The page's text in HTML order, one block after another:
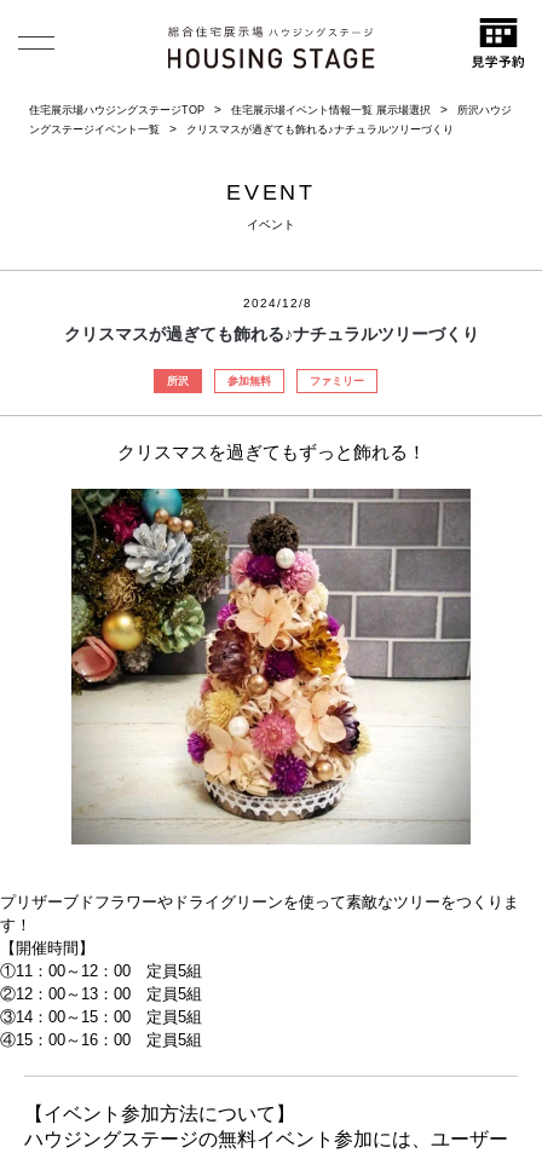
住宅展示場ハウジングステージTOP 住宅展示場イベント情報一覧 展示場選択
所沢ハウジ
ングステージイベント一覧
クリスマスが過ぎても飾れる♪ナチュラルツリーづくり
EVENT
イベント
2024/12/8
クリスマスが過ぎても飾れる♪ナチュラルツリーづくり
所沢 参加無料 ファミリー
クリスマスを過ぎてもずっと飾れる！
プリザーブドフラワーやドライグリーンを使って素敵なツリーをつくりま
す！
【開催時間】
①11：00～12：00 定員5組
②12：00～13：00 定員5組
③14：00～15：00 定員5組
④15：00～16：00 定員5組
【イベント参加方法について】
ハウジングステージの無料イベント参加には、ユーザー